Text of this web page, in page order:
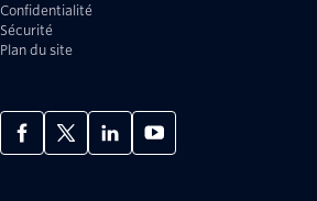
Confidentialité
Sécurité
Plan du site